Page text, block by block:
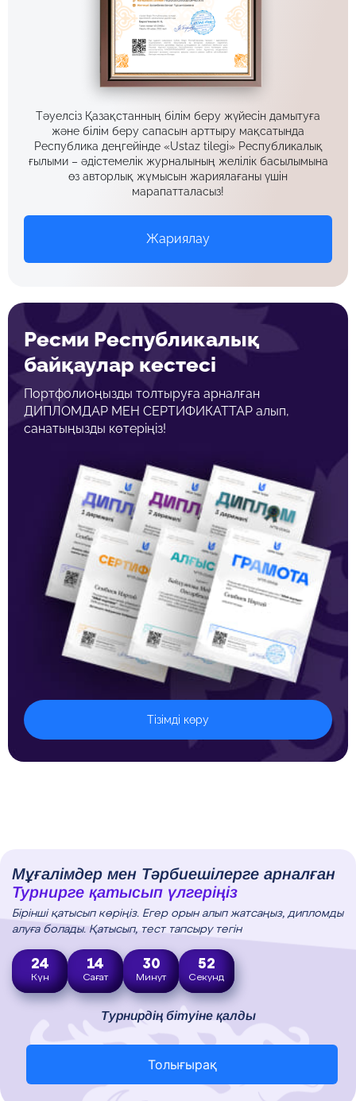
Тәуелсіз Қазақстанның білім беру жүйесін дамытуға
және білім беру сапасын арттыру мақсатында
Республика деңгейінде «Ustaz tilegi» Республикалық
ғылыми – әдістемелік журналының желілік басылымына
өз авторлық жұмысын жариялағаны үшін
марапатталасыз!
Жариялау
Ресми Республикалық
байқаулар кестесі
Портфолиоңызды толтыруға арналған
ДИПЛОМДАР МЕН СЕРТИФИКАТТАР алып,
санатыңызды көтеріңіз!
Тізімді көру
Мұғалімдер мен Тәрбиешілерге арналған
Турнирге қатысып үлгеріңіз
Бірінші қатысып көріңіз. Егер орын алып жатсаңыз, дипломды
алуға болады. Қатысып, тест тапсыру тегін
24
Күн
14
Сағат
30
Минут
52
Секунд
Турнирдің бітуіне қалды
Толығырақ